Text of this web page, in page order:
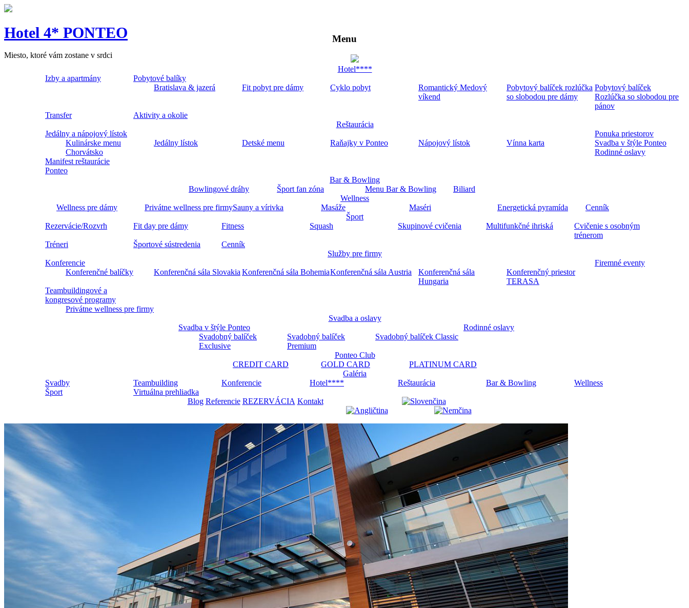
Hotel 4* PONTEO
Miesto, ktoré vám zostane v srdci
Menu
Hotel****
Izby a apartmány
Pobytové balíky
Bratislava & jazerá
Fit pobyt pre dámy Cyklo pobyt
Romantický Medový
víkend
Pobytový balíček rozlúčka
so slobodou pre dámy
Pobytový balíček
Rozlúčka so slobodou pre
pánov
Transfer
Aktivity a okolie
Reštaurácia
Jedálny a nápojový lístok
Kulinárske menu
Chorvátsko
Jedálny lístok Detské menu Raňajky v Ponteo Nápojový lístok Vínna karta
Ponuka priestorov
Svadba v štýle Ponteo
Rodinné oslavy
Manifest reštaurácie
Ponteo
Bar & Bowling
Bowlingové dráhy
Šport fan zóna Menu Bar & Bowling
Biliard
Wellness
Wellness pre dámy
Privátne wellness pre firmySauny a vírivka Masáže Maséri Energetická pyramída
Cenník
Šport
Rezervácie/Rozvrh
Fit day pre dámy Fitness Squash Skupinové cvičenia Multifunkčné ihriská
Cvičenie s osobným
trénerom
Tréneri
Športové sústredenia
Cenník
Služby pre firmy
Konferencie
Konferenčné balíčky
Konferenčná sála Slovakia Konferenčná sála BohemiaKonferenčná sála Austria
Konferenčná sála
Hungaria
Konferenčný priestor
TERASA
Firemné eventy
Teambuildingové a
kongresové programy
Privátne wellness pre firmy
Svadba a oslavy
Svadba v štýle Ponteo
Svadobný balíček
Exclusive
Svadobný balíček
Premium
Svadobný balíček Classic
Rodinné oslavy
Ponteo Club
CREDIT CARD
GOLD CARD
PLATINUM CARD
Galéria
Svadby
Teambuilding Konferencie Hotel**** Reštaurácia Bar & Bowling
Wellness
Šport
Virtuálna prehliadka
Blog Referencie REZERVÁCIA Kontakt